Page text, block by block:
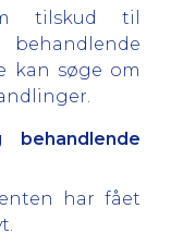
tilskud til
kan søge om
har fået